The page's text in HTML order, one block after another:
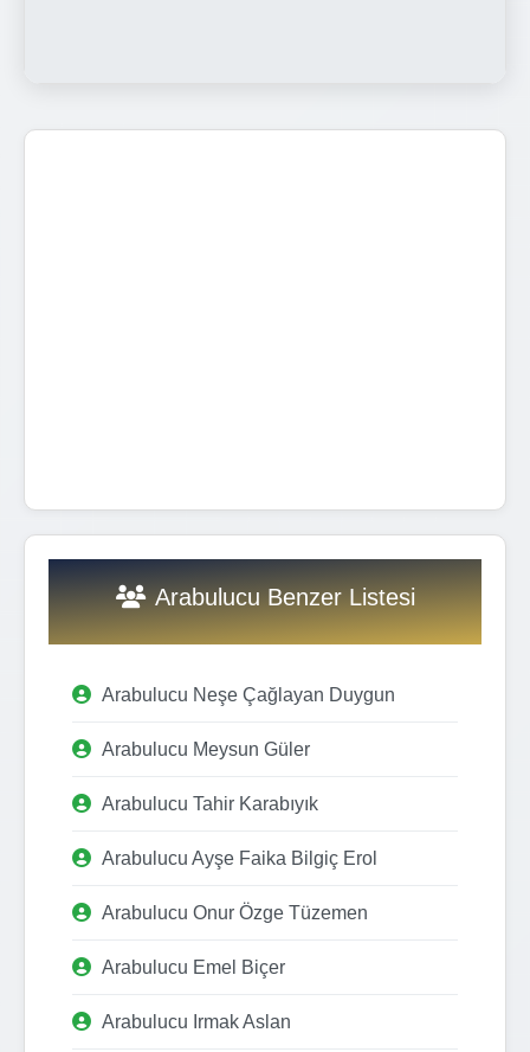
Arabulucu Benzer Listesi
Arabulucu Neşe Çağlayan Duygun
Arabulucu Meysun Güler
Arabulucu Tahir Karabıyık
Arabulucu Ayşe Faika Bilgiç Erol
Arabulucu Onur Özge Tüzemen
Arabulucu Emel Biçer
Arabulucu Irmak Aslan